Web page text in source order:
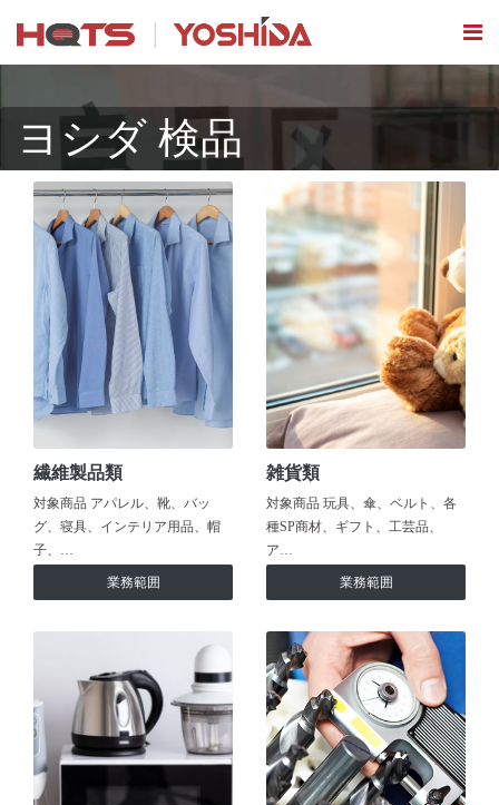
ヨシダ 検品
繊維製品類
対象商品 アパレル、靴、バッ
グ、寝具、インテリア用品、帽
子、…
業務範囲
雑貨類
対象商品 玩具、傘、ベルト、各
種SP商材、ギフト、工芸品、
ア…
業務範囲